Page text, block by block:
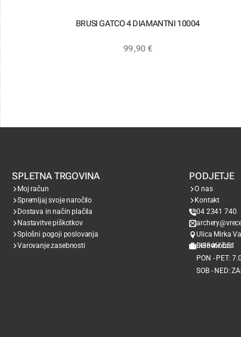
BRUSI GATCO 4 DIAMANTNI 10004
99,90 €
SPLETNA TRGOVINA
Moj račun
Spremljaj svoje naročilo
Dostava in način plačila
Nastavitve piškotkov
Splošni pogoji poslovanja
Varovanje zasebnosti
PODJETJE
O nas
Kontakt
04 2341 740
Ulica Mirka
SI38466651
Delovni čas
PON - PET:
SOB - NED: